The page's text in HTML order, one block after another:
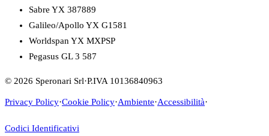
Sabre YX 387889
Galileo/Apollo YX G1581
Worldspan YX MXPSP
Pegasus GL 3 587
© 2026 Speronari Srl·P.IVA 10136840963
Privacy Policy·Cookie Policy·Ambiente·Accessibilità·
Codici Identificativi